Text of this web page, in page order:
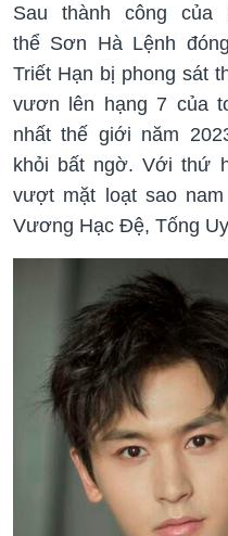
Sau thành công của
thể Sơn Hà Lệnh
Triết Hạn bị phong sát
vươn lên hạng 7 của
nhất thế giới năm
khỏi bất ngờ. Với thứ
vượt mặt loạt sao
Vương Hạc Đệ, Tống